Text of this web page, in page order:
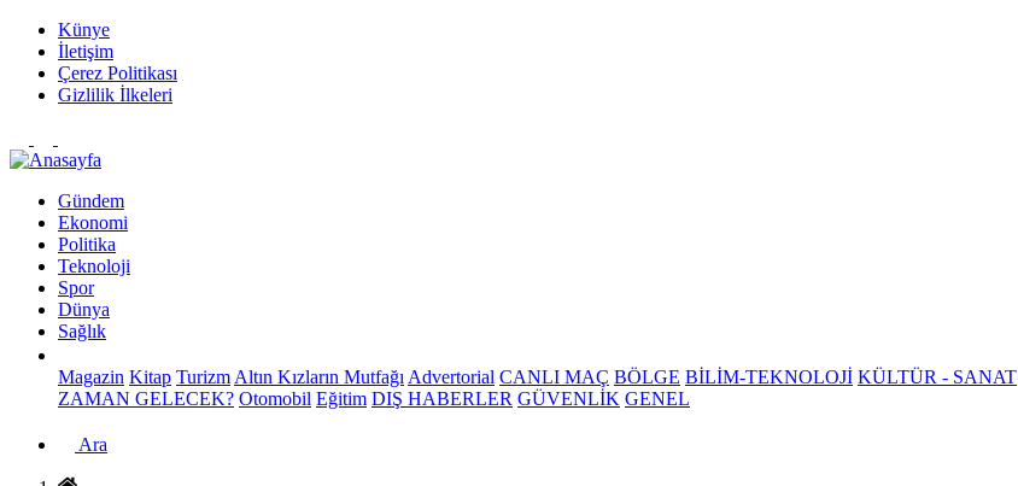
Künye
İletişim
Çerez Politikası
Gizlilik İlkeleri
Gündem
Ekonomi
Politika
Teknoloji
Spor
Dünya
Sağlık
Magazin Kitap Turizm Altın Kızların Mutfağı Advertorial CANLI MAÇ BÖLGE BİLİM-TEKNOLOJİ KÜLTÜR - SANAT
ZAMAN GELECEK? Otomobil Eğitim DIŞ HABERLER GÜVENLİK GENEL
Ara